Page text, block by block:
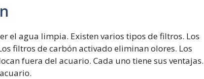
el agua limpia. Existen varios tipos de filtros. Los
filtros de carbón activado eliminan olores. Los
fuera del acuario. Cada uno tiene sus ventajas.